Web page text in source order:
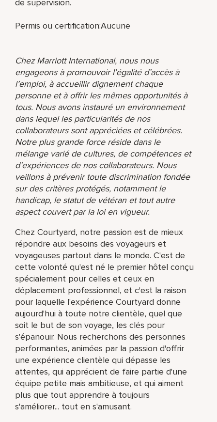
de supervision.
Permis ou certification:Aucune
Chez Marriott International, nous nous
engageons à promouvoir l’égalité d’accès à
l’emploi, à accueillir dignement chaque
personne et à offrir les mêmes opportunités à
tous. Nous avons instauré un environnement
dans lequel les particularités de nos
collaborateurs sont appréciées et célébrées.
Notre plus grande force réside dans le
mélange varié de cultures, de compétences et
d’expériences de nos collaborateurs. Nous
veillons à prévenir toute discrimination fondée
sur des critères protégés, notamment le
handicap, le statut de vétéran et tout autre
aspect couvert par la loi en vigueur.
Chez Courtyard, notre passion est de mieux
répondre aux besoins des voyageurs et
voyageuses partout dans le monde. C'est de
cette volonté qu'est né le premier hôtel conçu
spécialement pour celles et ceux en
déplacement professionnel, et c'est la raison
pour laquelle l'expérience Courtyard donne
aujourd'hui à toute notre clientèle, quel que
soit le but de son voyage, les clés pour
s'épanouir. Nous recherchons des personnes
performantes, animées par la passion d'offrir
une expérience clientèle qui dépasse les
attentes, qui apprécient de faire partie d'une
équipe petite mais ambitieuse, et qui aiment
plus que tout apprendre à toujours
s'améliorer... tout en s'amusant.